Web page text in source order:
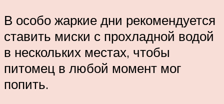
В особо жаркие дни рекомендуется
ставить миски с прохладной водой
в нескольких местах, чтобы
питомец в любой момент мог
попить.